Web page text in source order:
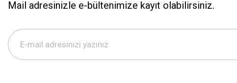
Mail adresinizle e-bültenimize kayıt olabilirsiniz.